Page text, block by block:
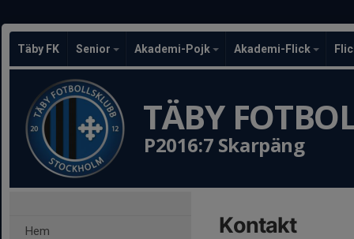
Täby FK Senior Akademi-Pojk Akademi-Flick
TÄBY
P2016:7 Skarpäng
Hem Kontakt